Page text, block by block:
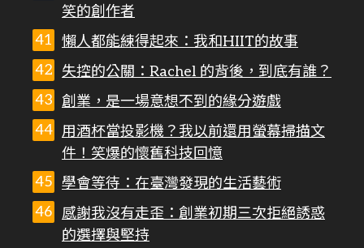
笑的創作者
懶人都能練得起來：我和HIIT的故事
失控的公關：Rachel 的背後，到底有誰？
創業，是一場意想不到的緣分遊戲
用酒杯當投影機？我以前還用螢幕掃描文
件！笑爆的懷舊科技回憶
學會等待：在臺灣發現的生活藝術
感謝我沒有走歪：創業初期三次拒絕誘惑
的選擇與堅持